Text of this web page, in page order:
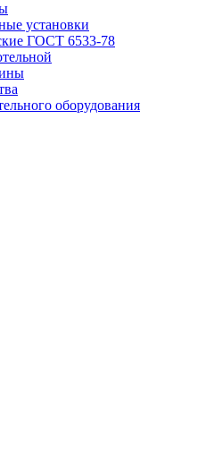
установки
ГОСТ 6533-78
оборудования